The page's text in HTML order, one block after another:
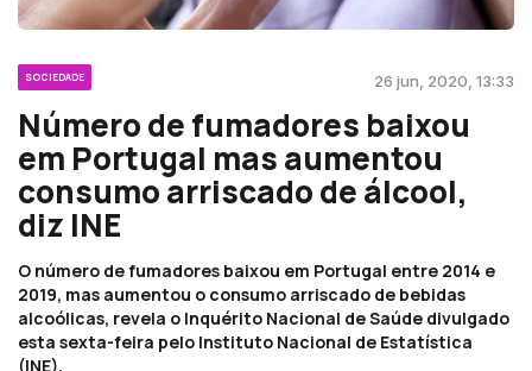
SOCIEDADE 26 jun, 2020, 13:33
Número de fumadores baixou
em Portugal mas aumentou
consumo arriscado de álcool,
diz INE
O número de fumadores baixou em Portugal entre 2014 e
2019, mas aumentou o consumo arriscado de bebidas
alcoólicas, revela o Inquérito Nacional de Saúde divulgado
esta sexta-feira pelo Instituto Nacional de Estatística
(INE).